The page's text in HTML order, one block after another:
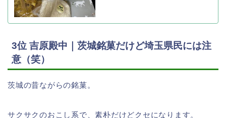
3位 吉原殿中｜茨城銘菓だけど埼玉県民には注
意（笑）
茨城の昔ながらの銘菓。
サクサクのおこし系で、素朴だけどクセになります。